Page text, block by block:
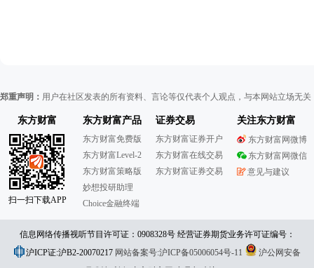
郑重声明： 用户在社区发表的所有资料、言论等仅代表个人观点，与本网站立场无
东方财富
扫一扫下载APP
东方财富产品
东方财富免费版
东方财富Level-2
东方财富策略版
妙想投研助理
Choice金融终端
证券交易
东方财富证券开户
东方财富在线交易
东方财富证券交易
关注东方财富
东方财富网微博
东方财富网微信
意见与建议
信息网络传播视听节目许可证：0908328号 经营证券期货业务许可证编号：
913101046312860336 违法和不良信息举报:021-61278686 举报邮箱：
沪ICP证:沪B2-20070217 网站备案号:沪ICP备05006054号-11
沪公网安备